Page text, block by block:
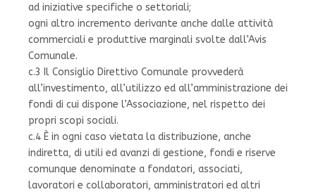
ad iniziative specifiche o settoriali;
ogni altro incremento derivante anche dalle attività
commerciali e produttive marginali svolte dall’Avis
Comunale.
c.3 Il Consiglio Direttivo Comunale provvederà
all’investimento, all’utilizzo ed all’amministrazione dei
fondi di cui dispone l’Associazione, nel rispetto dei
propri scopi sociali.
c.4 È in ogni caso vietata la distribuzione, anche
indiretta, di utili ed avanzi di gestione, fondi e riserve
comunque denominate a fondatori, associati,
lavoratori e collaboratori, amministratori ed altri